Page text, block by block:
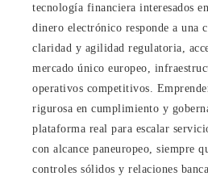
tecnología financiera interesados
dinero electrónico responde a una
claridad y agilidad regulatoria,
mercado único europeo,
operativos competitivos.
rigurosa en cumplimiento y
plataforma real para escalar
con alcance paneuropeo, siempre
controles sólidos y relaciones